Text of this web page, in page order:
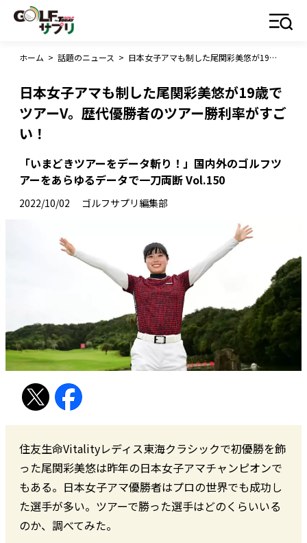
ホーム > 話題のニュース > 日本女子アマも制した尾関彩美悠が19歳でツアーV。歴代優勝者のツアー勝利率がすごい！
日本女子アマも制した尾関彩美悠が19歳で
ツアーV。歴代優勝者のツアー勝利率がすご
い！
「いまどきツアーをデータ斬り！」国内外のゴルフツ
アーをあらゆるデータで一刀両断 Vol.150
2022/10/02 ゴルフサプリ編集部
住友生命Vitalityレディス東海クラシックで初優勝を飾
った尾関彩美悠は昨年の日本女子アマチャンピオンで
もある。日本女子アマ優勝者はプロの世界でも成功し
た選手が多い。ツアーで勝った選手はどのくらいいる
のか、調べてみた。